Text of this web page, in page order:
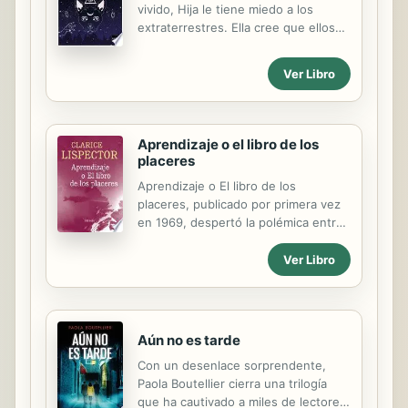
enterarse de que se había quedado
embarazada.
vivido, Hija le tiene miedo a los
extraterrestres. Ella cree que ellos
la acompaña mientras lee la
Vanidades y fuma sus cigarros en un
momento de disrrupción familiar que
Ver Libro
Aprendizaje o el libro de los
placeres
Aprendizaje o El libro de los
placeres, publicado por primera vez
en 1969, despertó la polémica entre
los críticos, que aún hoy debaten
sus posibles interpretaciones. Este
es el relato de cómo el amor se forja
desnudamiento interno los
protagonistas van recuperando su
identidad hasta alcanzar la
renovación vital en la mutua entrega.
A su ejercicio introspectivo opone la
autora su propia búsqueda formal, el
Ver Libro
Aún no es tarde
Con un desenlace sorprendente,
Paola Boutellier cierra una trilogía
que ha cautivado a miles de lectores.